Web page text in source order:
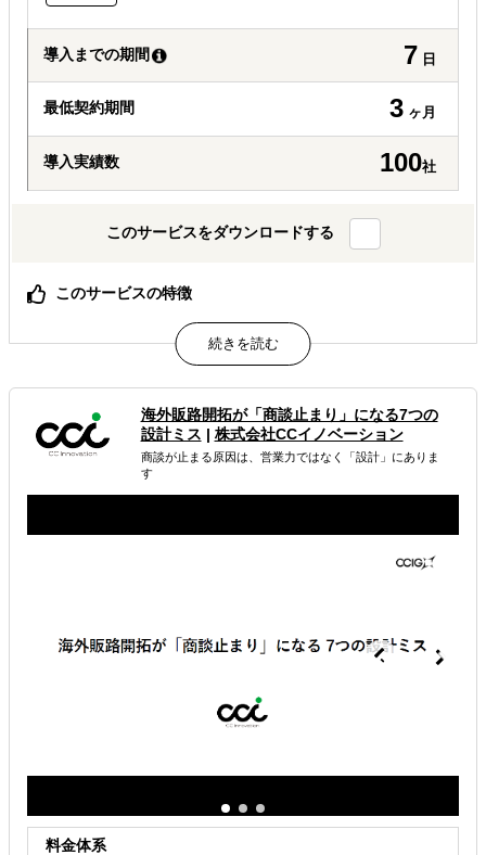
導入までの期間 7 日
最低契約期間 3 ヶ月
導入実績数 100社
このサービスをダウンロードする
このサービスの特徴
自社人的リソースや初期投資を最小化しつつも、迅速かつ
柔軟な海外事業の立ち上げを実現。
B2C／B2Bを問わず、幅広い産業で100件以上の実績
中堅企業＆スタートアップを中心に、大企業による海外新
規事業創出プロジェクト参画実績も多数
属するジャンル
海外進出総合支援 海外進出戦略・事業計画立案
外国人材／グローバル人材を活用したい
海外におけるリスク・コストを低減したい
海外販路開拓が「商談止まり」になる7つの
設計ミス | 株式会社CCイノベーション
商談が止まる原因は、営業力ではなく「設計」にありま
す
料金体系